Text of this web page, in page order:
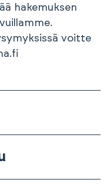
hakemuksen
voitte